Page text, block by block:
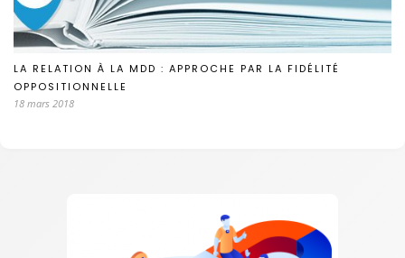
LA RELATION À LA MDD : APPROCHE PAR LA FIDÉLITÉ
OPPOSITIONNELLE
18 mars 2018